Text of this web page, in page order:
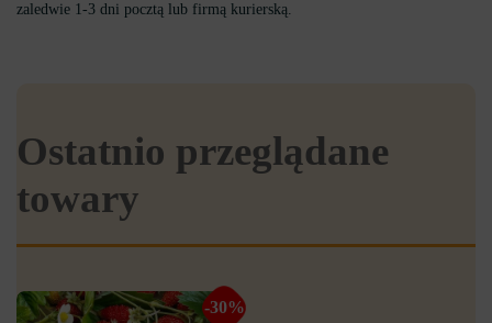
zaledwie 1-3 dni pocztą lub firmą kurierską.
Ostatnio przeglądane
towary
-30%